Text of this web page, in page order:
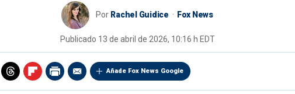
Por Rachel Guidice Fox News
Publicado 13 de abril de 2026, 10:16 h EDT
Añade Fox News Google